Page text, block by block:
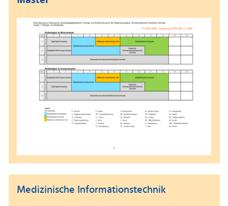
Medizinische Informationstechnik